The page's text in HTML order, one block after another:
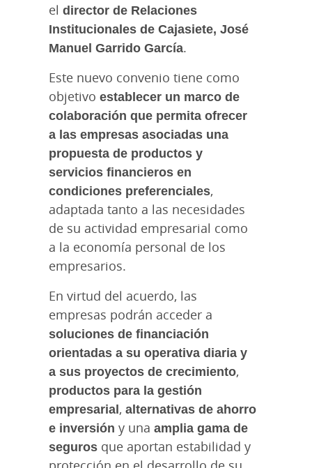
el director de Relaciones
Institucionales de Cajasiete, José
Manuel Garrido García.
Este nuevo convenio tiene como
objetivo establecer un marco de
colaboración que permita ofrecer
a las empresas asociadas una
propuesta de productos y
servicios financieros en
condiciones preferenciales,
adaptada tanto a las necesidades
de su actividad empresarial como
a la economía personal de los
empresarios.
En virtud del acuerdo, las
empresas podrán acceder a
soluciones de financiación
orientadas a su operativa diaria y
a sus proyectos de crecimiento,
productos para la gestión
empresarial, alternativas de ahorro
e inversión y una amplia gama de
seguros que aportan estabilidad y